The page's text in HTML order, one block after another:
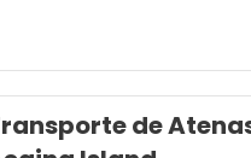
mundo y es el lugar de
capital griega sigue
de cultura, con su
y museos llenos
La Acrópolis, coronada
de